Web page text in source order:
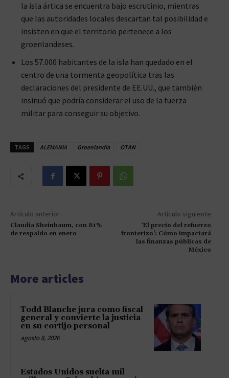
la isla ártica se encuentra bajo escrutinio, mientras
que las autoridades locales descartan tal posibilidad e
insisten en que el territorio pertenece a los
groenlandeses.
Los 57.000 habitantes de la isla han quedado en el
centro de una tormenta geopolítica tras las
declaraciones del presidente de EE.UU., que también
insinuó que podría considerar el uso de la fuerza
militar para conseguir su objetivo.
TAGS ALEMANIA Groenlandia OTAN
Artículo anterior
Claudia Sheinbaum, con 81%
de respaldo en enero
Artículo siguiente
‘El precio del refuerzo
fronterizo’: Cómo impactará
las finanzas públicas de
México
More articles
Todd Blanche jura como fiscal
general y convierte la justicia
en su cortijo personal
agosto 8, 2026
Estados Unidos suelta mil